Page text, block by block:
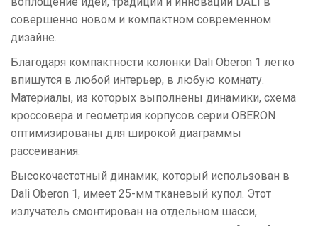
совершенно новом и компактном современном
дизайне.
Благодаря компактности колонки Dali Oberon 1 легко
впишутся в любой интерьер, в любую комнату.
Материалы, из которых выполнены динамики, схема
кроссовера и геометрия корпусов серии OBERON
оптимизированы для широкой диаграммы
рассеивания.
Высокочастотный динамик, который использован в
Dali Oberon 1, имеет 25-мм тканевый купол. Этот
излучатель смонтирован на отдельном шасси,